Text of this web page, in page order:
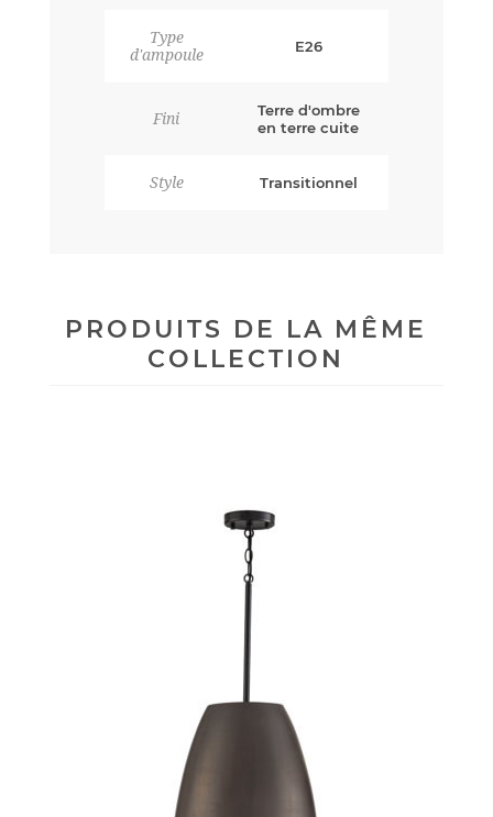
Type
d'ampoule
E26
Fini
Terre d'ombre
en terre cuite
Style Transitionnel
PRODUITS DE LA MÊME
COLLECTION